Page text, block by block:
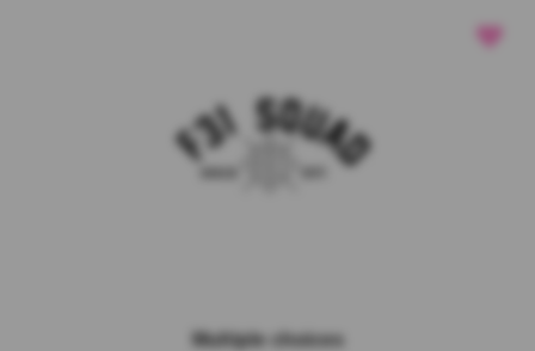
Multiple choices